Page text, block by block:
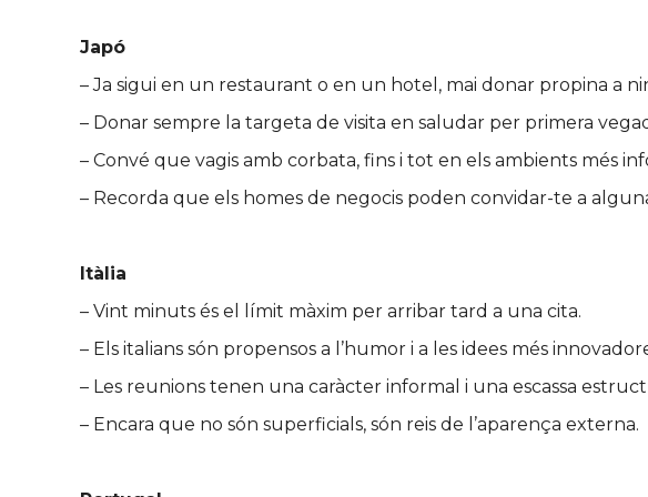
Japó
– Ja sigui en un restaurant o en un hotel, mai donar propina a
– Donar sempre la targeta de visita en saludar per primera
– Convé que vagis amb corbata, fins i tot en els ambients més
– Recorda que els homes de negocis poden convidar-te a
Itàlia
– Vint minuts és el límit màxim per arribar tard a una cita.
– Els italians són propensos a l’humor i a les idees més
– Les reunions tenen una caràcter informal i una escassa
– Encara que no són superficials, són reis de l’aparença externa.